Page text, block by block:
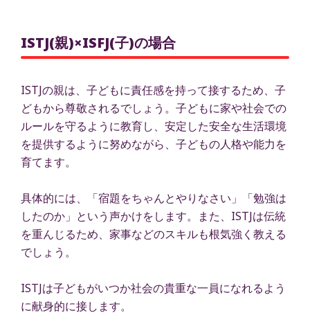
ISTJ(親)×ISFJ(子)の場合
ISTJの親は、子どもに責任感を持って接するため、子
どもから尊敬されるでしょう。子どもに家や社会での
ルールを守るように教育し、安定した安全な生活環境
を提供するように努めながら、子どもの人格や能力を
育てます。
具体的には、「宿題をちゃんとやりなさい」「勉強は
したのか」という声かけをします。また、ISTJは伝統
を重んじるため、家事などのスキルも根気強く教える
でしょう。
ISTJは子どもがいつか社会の貴重な一員になれるよう
に献身的に接します。